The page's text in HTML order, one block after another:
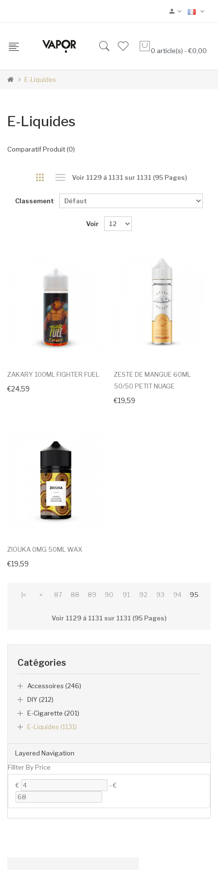
0 article(s) - €0,00
E-Liquides
Layered Navigation
Fillter By Price
€ -€
Catégories
Accessoires (246)
DIY (212)
E-Cigarette (201)
E-Liquides (1131)
E-Liquides
Comparatif Produit (0)
Voir 1129 à 1131 sur 1131 (95 Pages)
Classement
Voir
ZAKARY 100ML FIGHTER FUEL
€24,59
ZESTE DE MANGUE 60ML
50/50 PETIT NUAGE
€19,59
ZIOUKA 0MG 50ML WAX
€19,59
|< < 87 88 89 90 91 92 93 94 95
Voir 1129 à 1131 sur 1131 (95 Pages)